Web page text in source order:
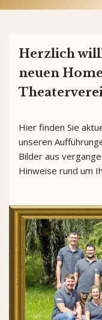
Herzlich
neuen
Hier finden Sie
unseren
Bilder aus
Hinweise rund um